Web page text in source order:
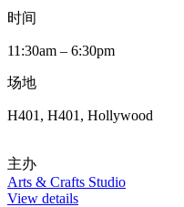
时间
11:30am – 6:30pm
场地
H401, H401, Hollywood
主办
Arts & Crafts Studio
View details